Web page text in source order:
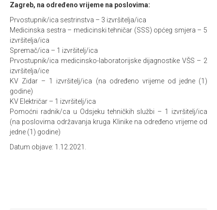
Zagreb, na određeno vrijeme na poslovima:
Prvostupnik/ica sestrinstva – 3 izvršitelja/ica
Medicinska sestra – medicinski tehničar (SSS) općeg smjera – 5
izvršitelja/ica
Spremač/ica – 1 izvršitelj/ica
Prvostupnik/ica medicinsko-laboratorijske dijagnostike VŠS – 2
izvršitelja/ice
KV Zidar – 1 izvršitelj/ica (na određeno vrijeme od jedne (1)
godine)
KV Električar – 1 izvršitelj/ica
Pomoćni radnik/ca u Odsjeku tehničkih službi – 1 izvršitelj/ica
(na poslovima održavanja kruga Klinike na određeno vrijeme od
jedne (1) godine)
Datum objave: 1.12.2021.